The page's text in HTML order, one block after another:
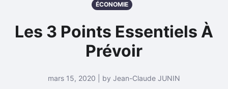
ÉCONOMIE
Les 3 Points Essentiels À
Prévoir
mars 15, 2020 | by Jean-Claude JUNIN